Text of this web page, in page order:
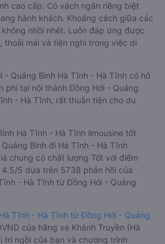
cao cấp. Có vách ngăn riêng biệt
hành khách. Khoảng cách giữa các
nhồi nhét. Luôn đáp ứng được
thoải mái và tiện nghi trong việc di
- Quảng Bình Hà Tĩnh - Hà Tĩnh có hỗ
phí tại nội thành Đồng Hới - Quảng
- Hà Tĩnh, rất thuận tiện cho du
Hà Tĩnh - Hà Tĩnh limousine tốt
Bình đi Hà Tĩnh - Hà Tĩnh
chung có chất lượng Tốt với điểm
5 dựa trên 5738 phản hồi của
- Hà Tĩnh từ Đồng Hới - Quảng
Tĩnh - Hà Tĩnh từ Đồng Hới - Quảng
của hãng xe Khánh Truyền (Hà
trí ngồi của bạn và chương trình